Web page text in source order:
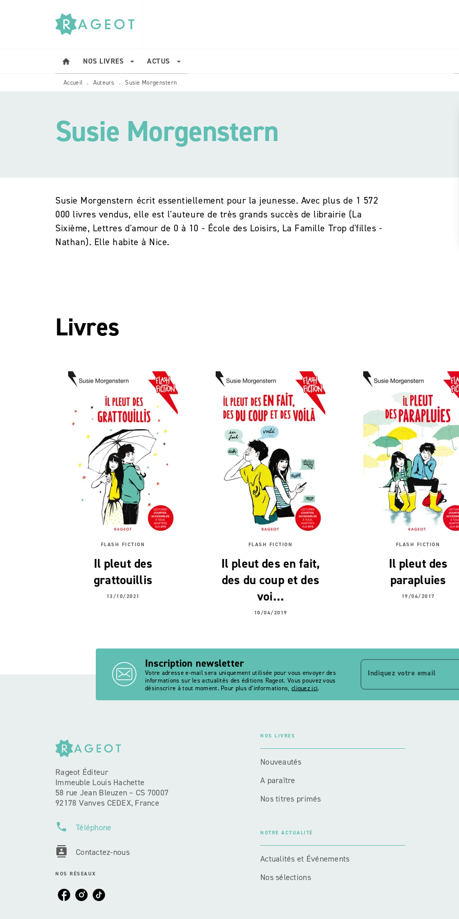
MENU RECHERCHE
home NOS LIVRES arrow_drop_down ACTUS arrow_drop_down
Accueil • Auteurs • Susie Morgenstern
Susie Morgenstern
Susie Morgenstern écrit essentiellement pour la jeunesse. Avec plus de 1 572
000 livres vendus, elle est l'auteure de très grands succès de librairie (La
Sixième, Lettres d'amour de 0 à 10 - École des Loisirs, La Famille Trop d'filles -
Nathan). Elle habite à Nice.
Livres
FLASH FICTION
Il pleut des
grattouillis
13/10/2021
FLASH FICTION
Il pleut des en fait,
des du coup et des
voi…
10/04/2019
FLASH FICTION
Il pleut des
parapluies
19/04/2017
Inscription newsletter
Votre adresse e-mail sera uniquement utilisée pour vous envoyer des
informations sur les actualités des éditions Rageot. Vous pouvez vous
désinscrire à tout moment. Pour plus d’informations, cliquez ici.
Indiquez votre email
Rageot Éditeur
Immeuble Louis Hachette
58 rue Jean Bleuzen – CS 70007
92178 Vanves CEDEX, France
phone Téléphone
contacts Contactez-nous
NOS RÉSEAUX
NOS LIVRES
Nouveautés
A paraître
Nos titres primés
NOTRE ACTUALITÉ
Actualités et Événements
Nos sélections